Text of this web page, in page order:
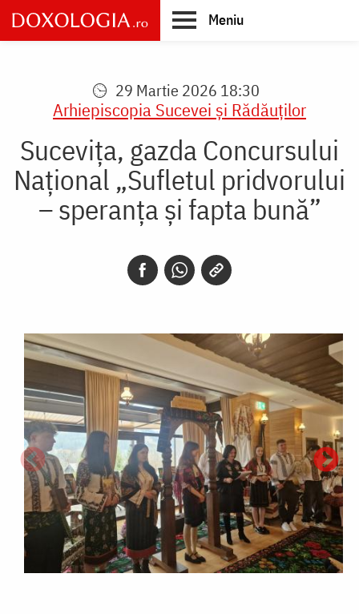
Skip
to
main
Meniu
29 Martie 2026 18:30
Arhiepiscopia Sucevei şi Rădăuţilor
Sucevița, gazda Concursului
Național „Sufletul pridvorului
– speranța și fapta bună”